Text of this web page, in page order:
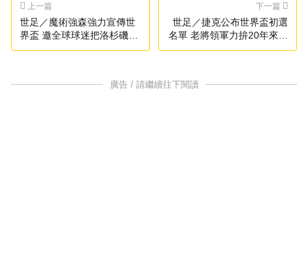
上一篇
世足／魔術強森強力宣傳世
界盃 邀全球球迷把洛杉磯列
為觀賽首選
下一篇
世足／捷克公布世界盃初選
名單 老將領軍力拚20年來首
度參賽
廣告 / 請繼續往下閱讀